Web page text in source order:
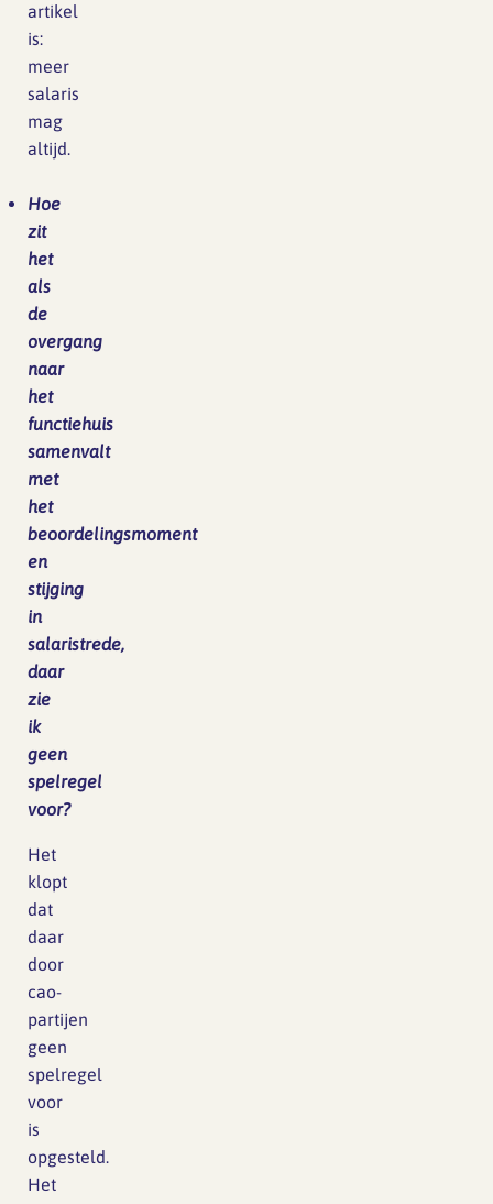
artikel
is:
meer
salaris
mag
altijd.
Hoe
zit
het
als
de
overgang
naar
het
functiehuis
samenvalt
met
het
beoordelingsmoment
en
stijging
in
salaristrede,
daar
zie
ik
geen
spelregel
voor?
Het
klopt
dat
daar
door
cao-
partijen
geen
spelregel
voor
is
opgesteld.
Het